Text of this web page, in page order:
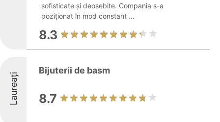
sofisticate și deosebite. Compania s-a
poziționat în mod constant ...
8.3
Laureați
Bijuterii de basm
8.7